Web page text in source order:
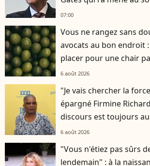
07:00
Vous ne rangez sans
avocats au bon endroit
placer pour une chair
6 août 2026
"Je vais chercher la
épargné Firmine
discours est toujours
6 août 2026
"Vous n'étiez pas sûrs
lendemain" : à la